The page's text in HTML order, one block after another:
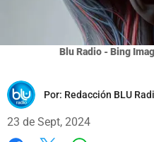
Blu Radio - Bing
Por: Redacción BLU
23 de Sept, 2024